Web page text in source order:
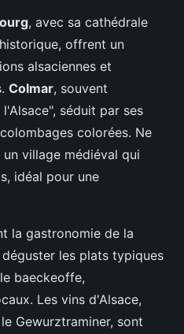
, avec sa cathédrale
offrent un
alsaciennes et
Colmar, souvent
séduit par ses
colorées. Ne
un village médiéval qui
idéal pour une
la gastronomie de la
les plats typiques
baeckeoffe,
Les vins d'Alsace,
Gewurztraminer, sont